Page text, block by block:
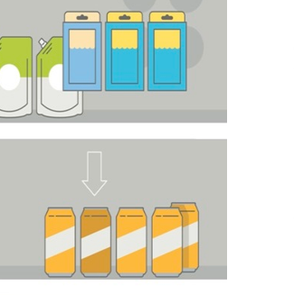
Matériaux de Construction